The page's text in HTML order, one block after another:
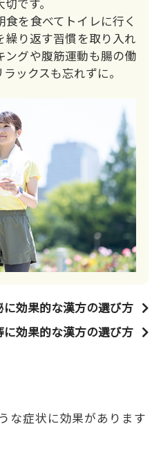
を食べてトイレに行く
繰り返す習慣を取り入れ
ングや腹筋運動も腸の働
ックスも忘れずに。
に効果的な漢方の選び方
に効果的な漢方の選び方
な症状に効果があります